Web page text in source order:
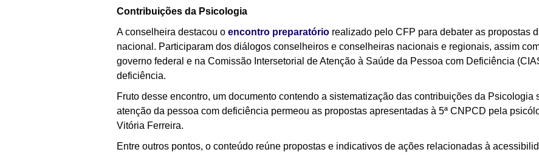
Contribuições da Psicologia
A conselheira destacou o encontro preparatório realizado pelo CFP para debater as propostas
nacional. Participaram dos diálogos conselheiros e conselheiras nacionais e regionais, assim
governo federal e na Comissão Intersetorial de Atenção à Saúde da Pessoa com Deficiência
deficiência.
Fruto desse encontro, um documento contendo a sistematização das contribuições da
atenção da pessoa com deficiência permeou as propostas apresentadas à 5ª CNPCD pela
Vitória Ferreira.
Entre outros pontos, o conteúdo reúne propostas e indicativos de ações relacionadas à